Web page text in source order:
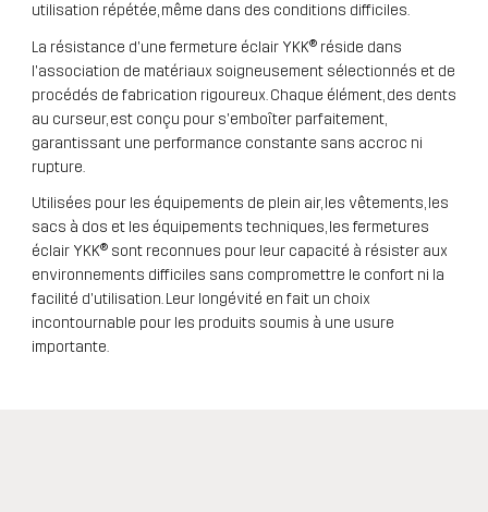
utilisation répétée, même dans des conditions difficiles.
La résistance d'une fermeture éclair YKK® réside dans
l'association de matériaux soigneusement sélectionnés et de
procédés de fabrication rigoureux. Chaque élément, des dents
au curseur, est conçu pour s'emboîter parfaitement,
garantissant une performance constante sans accroc ni
rupture.
Utilisées pour les équipements de plein air, les vêtements, les
sacs à dos et les équipements techniques, les fermetures
éclair YKK® sont reconnues pour leur capacité à résister aux
environnements difficiles sans compromettre le confort ni la
facilité d'utilisation. Leur longévité en fait un choix
incontournable pour les produits soumis à une usure
importante.